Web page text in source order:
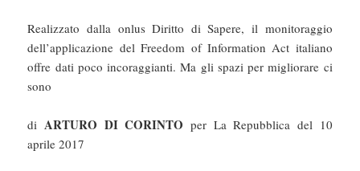
Realizzato dalla onlus Diritto di Sapere, il monitoraggio
dell’applicazione del Freedom of Information Act italiano
offre dati poco incoraggianti. Ma gli spazi per migliorare ci
sono
diARTURO DI CORINTO per La Repubblica del 10
aprile 2017